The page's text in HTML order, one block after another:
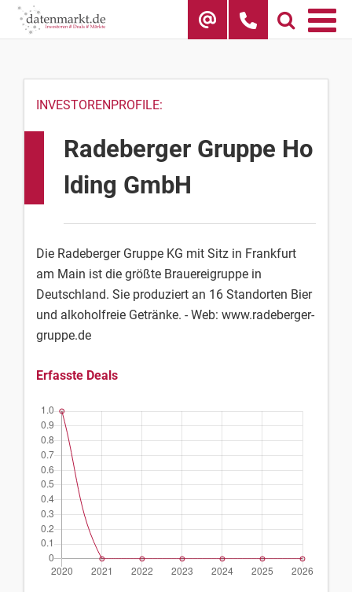
Skip
INVESTORENPROFILE:
Radeberger Gruppe Ho
lding GmbH
Die Radeberger Gruppe KG mit Sitz in Frankfurt
am Main ist die größte Brauereigruppe in
Deutschland. Sie produziert an 16 Standorten Bier
und alkoholfreie Getränke. - Web: www.radeberger-
gruppe.de
Erfasste Deals